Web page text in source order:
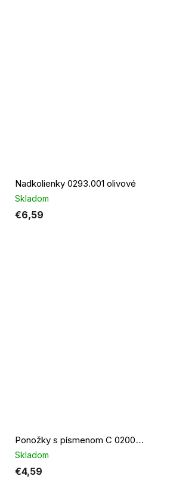
Nadkolienky 0293.001 olivové
Skladom
€6,59
Ponožky s písmenom C 0200.078 čierno biele
Skladom
€4,59